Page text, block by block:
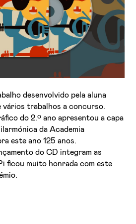
desenvolvido pela aluna
vários trabalhos a concurso.
do 2.º ano apresentou a capa
da Academia
este ano 125 anos.
do CD integram as
ficou muito honrada com este